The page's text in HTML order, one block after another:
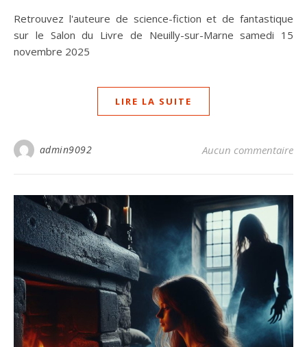
Retrouvez l'auteure de science-fiction et de fantastique
sur le Salon du Livre de Neuilly-sur-Marne samedi 15
novembre 2025
LIRE LA SUITE
admin9092 Aucun commentaire